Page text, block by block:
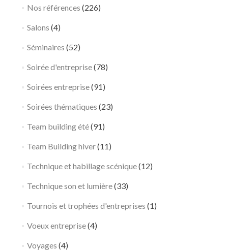
Nos références (226)
Salons (4)
Séminaires (52)
Soirée d'entreprise(78)
Soirées entreprise(91)
Soirées thématiques (23)
Team building été(91)
Team Building hiver(11)
Technique et habillage scénique(12)
Technique son et lumière(33)
Tournois et trophées d'entreprises (1)
Voeux entreprise(4)
Voyages (4)